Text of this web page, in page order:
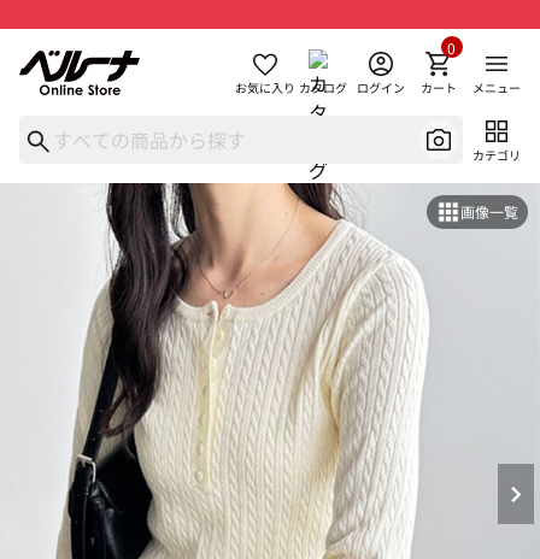
お気に入り カタログ ログイン カート
0
メニュー
カテゴリ
画像一覧